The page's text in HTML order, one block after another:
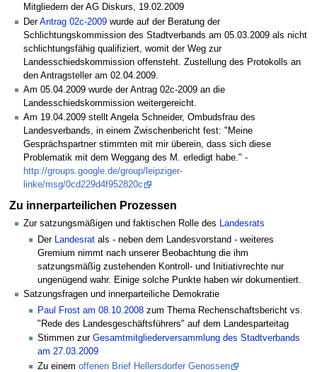
Mitgliedern der AG Diskurs, 19.02.2009
DerAntrag 02c-2009 wurde auf der Beratung der
Schlichtungskommission des Stadtverbands am 05.03.2009 als nicht
schlichtungsfähig qualifiziert, womit der Weg zur
Landesschiedskommission offensteht. Zustellung des Protokolls an
den Antragsteller am 02.04.2009.
Am 05.04.2009 wurde der Antrag 02c-2009 an die
Landesschiedskommission weitergereicht.
Am 19.04.2009 stellt Angela Schneider, Ombudsfrau des
Landesverbands, in einem Zwischenbericht fest: "Meine
Gesprächspartner stimmten mit mir überein, dass sich diese
Problematik mit dem Weggang des M. erledigt habe." -
http://groups.google.de/group/leipziger-
linke/msg/0cd229d4f952820c
Zu innerparteilichen Prozessen
Zur satzungsmäßigen und faktischen Rolle des Landesrats
Der Landesrat als - neben dem Landesvorstand - weiteres
Gremium nimmt nach unserer Beobachtung die ihm
satzungsmäßig zustehenden Kontroll- und Initiativrechte nur
ungenügend wahr. Einige solche Punkte haben wir dokumentiert.
Satzungsfragen und innerparteiliche Demokratie
Paul Frost am 08.10.2008 zum Thema Rechenschaftsbericht vs.
"Rede des Landesgeschäftsführers" auf dem Landesparteitag
Stimmen zurGesamtmitgliederversammlung des Stadtverbands
am 27.03.2009
Zu einemoffenen Brief Hellersdorfer Genossen